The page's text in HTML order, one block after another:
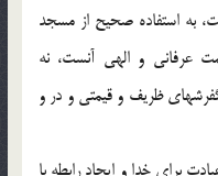
به استفاده صحیح از مسجد
عرفانی و الهی آنست، نه
ظریف و قیمتی و در و